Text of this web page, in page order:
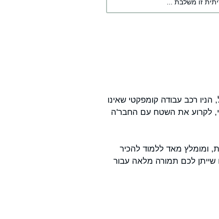
זו משלבת ...
רכב עבודה קומפקטי שאינו
לקרוע את השטח עם החבר'ה
ומומלץ מאד ללמוד להכיר
לכם תמורה מלאה עבור